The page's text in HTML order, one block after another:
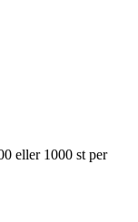
eller 1000 st per